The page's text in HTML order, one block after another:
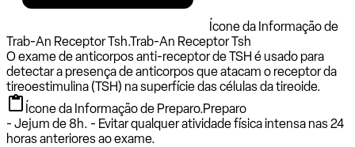
Ícone da Informação de
Trab-An Receptor Tsh.Trab-An Receptor Tsh
O exame de anticorpos anti-receptor de TSH é usado para
detectar a presença de anticorpos que atacam o receptor da
tireoestimulina (TSH) na superfície das células da tireoide.
Ícone da Informação de Preparo.Preparo
- Jejum de 8h. - Evitar qualquer atividade física intensa nas 24
horas anteriores ao exame.